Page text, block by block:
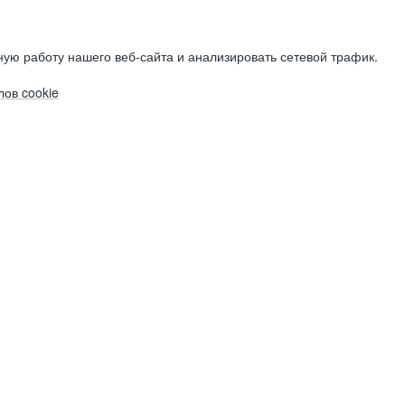
работу нашего веб-сайта и анализировать сетевой трафик.
cookie